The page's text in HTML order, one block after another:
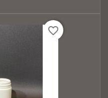
favorite_border